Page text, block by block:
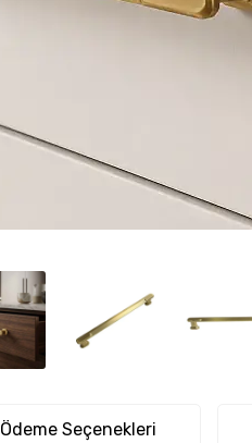
Ödeme Seçenekleri